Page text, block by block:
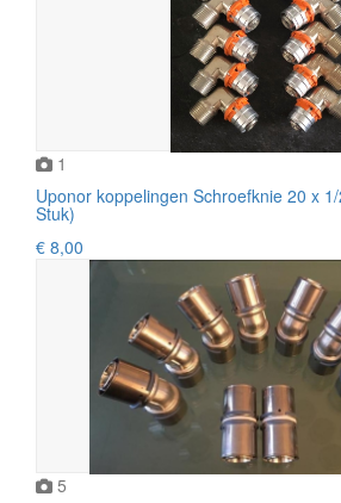
1
Uponor koppelingen Schroefknie 20 x
Stuk)
€ 8,00
5